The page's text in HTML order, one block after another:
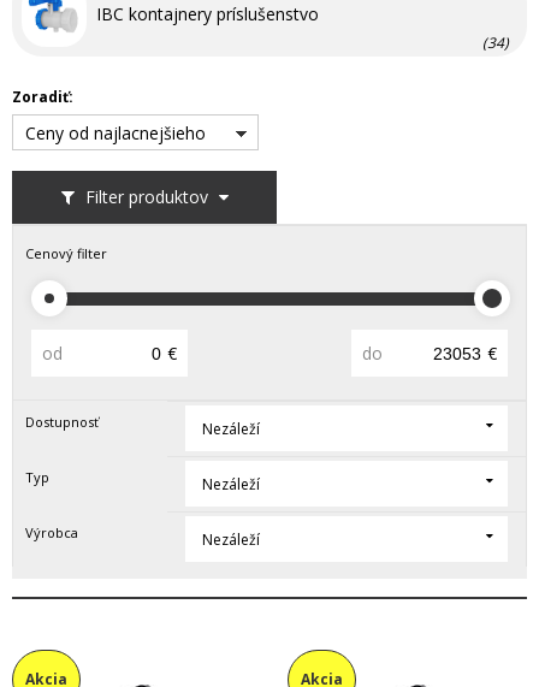
IBC kontajnery príslušenstvo
(34)
Filter produktov
Zoradiť:
Ceny od najlacnejšieho
Cenový filter
od € do €
Dostupnosť Nezáleží
Typ Nezáleží
Výrobca Nezáleží
Akcia Akcia